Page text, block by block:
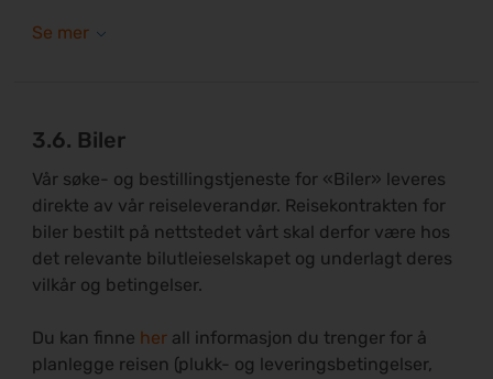
3.6. Biler
Vår søke- og bestillingstjeneste for «Biler» leveres
direkte av vår reiseleverandør. Reisekontrakten for
biler bestilt på nettstedet vårt skal derfor være hos
det relevante bilutleieselskapet og underlagt deres
vilkår og betingelser.
Du kan finne her all informasjon du trenger for å
planlegge reisen (plukk- og leveringsbetingelser,